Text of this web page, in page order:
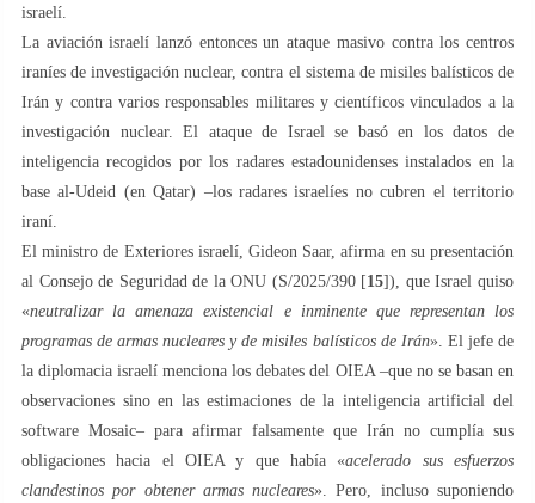
israelí.
La aviación israelí lanzó entonces un ataque masivo contra los centros
iraníes de investigación nuclear, contra el sistema de misiles balísticos de
Irán y contra varios responsables militares y científicos vinculados a la
investigación nuclear. El ataque de Israel se basó en los datos de
inteligencia recogidos por los radares estadounidenses instalados en la
base al-Udeid (en Qatar) –los radares israelíes no cubren el territorio
iraní.
El ministro de Exteriores israelí, Gideon Saar, afirma en su presentación
al Consejo de Seguridad de la ONU (S/2025/390 [15]), que Israel quiso
«neutralizar la amenaza existencial e inminente que representan los
programas de armas nucleares y de misiles balísticos de Irán». El jefe de
la diplomacia israelí menciona los debates del OIEA –que no se basan en
observaciones sino en las estimaciones de la inteligencia artificial del
software Mosaic– para afirmar falsamente que Irán no cumplía sus
obligaciones hacia el OIEA y que había «acelerado sus esfuerzos
clandestinos por obtener armas nucleares». Pero, incluso suponiendo